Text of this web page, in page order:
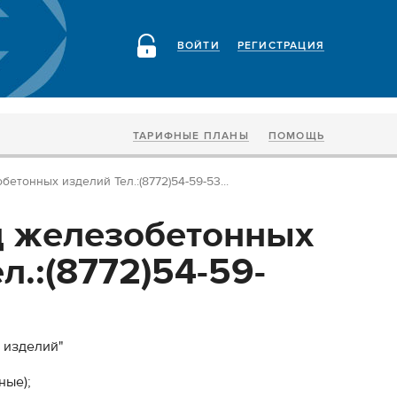
РЕГИСТРАЦИЯ
ВОЙТИ
ТАРИФНЫЕ ПЛАНЫ ПОМОЩЬ
изделий Тел.:(8772)54-59-53...
59-